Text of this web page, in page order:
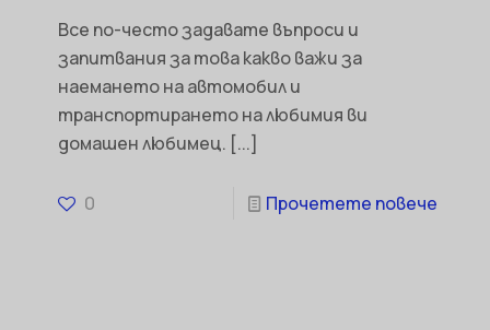
Все по-често задавате въпроси и
запитвания за това какво важи за
наемането на автомобил и
транспортирането на любимия ви
домашен любимец. [...]
0 Прочетете повече